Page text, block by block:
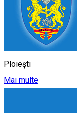
Ploiești
Mai multe